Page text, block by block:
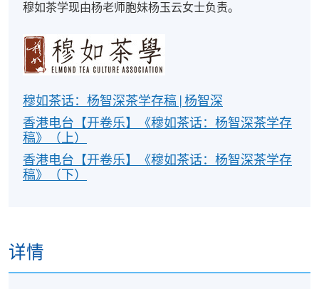
穆如茶学现由杨老师胞妹杨玉云女士负责。
穆如茶话：杨智深茶学存稿 | 杨智深
香港电台【开卷乐】《穆如茶话：杨智深茶学存
稿》（上）
香港电台【开卷乐】《穆如茶话：杨智深茶学存
稿》（下）
详情